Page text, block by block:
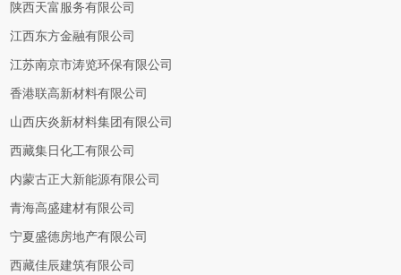
陕西天富服务有限公司
江西东方金融有限公司
江苏南京市涛览环保有限公司
香港联高新材料有限公司
山西庆炎新材料集团有限公司
西藏集日化工有限公司
内蒙古正大新能源有限公司
青海高盛建材有限公司
宁夏盛德房地产有限公司
西藏佳辰建筑有限公司